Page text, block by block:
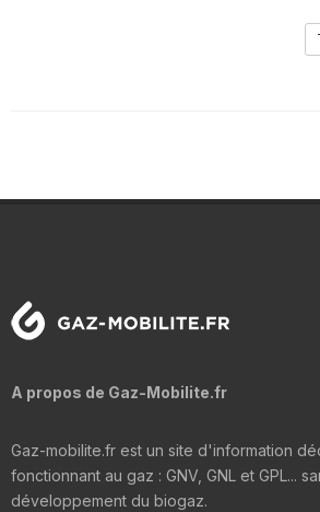
A propos de Gaz-Mobilite.fr
Gaz-mobilite.fr est un site d'information
fonctionnant au gaz : GNV, GNL et GPL...
développement du biogaz.